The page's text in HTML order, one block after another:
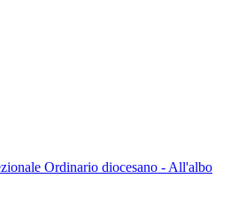
Ordinario diocesano - All'albo